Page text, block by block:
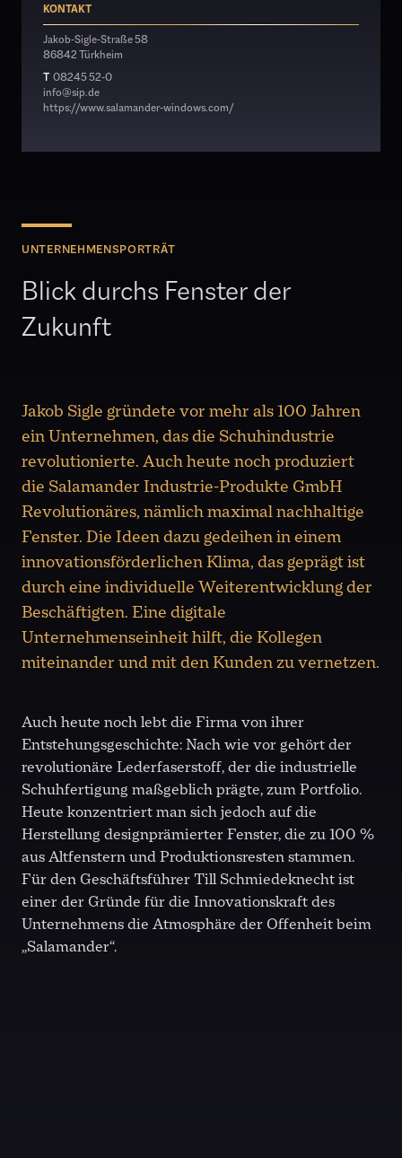
UNTERNEHMENSPORTRÄT
Blick durchs Fenster der
Zukunft
Jakob Sigle gründete vor mehr als 100 Jahren
ein Unternehmen, das die Schuhindustrie
revolutionierte. Auch heute noch produziert
die Salamander Industrie-Produkte GmbH
Revolutionäres, nämlich maximal nachhaltige
Fenster. Die Ideen dazu gedeihen in einem
innovationsförderlichen Klima, das geprägt ist
durch eine individuelle Weiterentwicklung der
Beschäftigten. Eine digitale
Unternehmenseinheit hilft, die Kollegen
miteinander und mit den Kunden zu vernetzen.
Auch heute noch lebt die Firma von ihrer
Entstehungsgeschichte: Nach wie vor gehört der
revolutionäre Lederfaserstoff, der die industrielle
Schuhfertigung maßgeblich prägte, zum Portfolio.
Heute konzentriert man sich jedoch auf die
Herstellung designprämierter Fenster, die zu 100 %
aus Altfenstern und Produktionsresten stammen.
Für den Geschäftsführer Till Schmiedeknecht ist
einer der Gründe für die Innovationskraft des
Unternehmens die Atmosphäre der Offenheit beim
„Salamander“.
KONTAKT
Jakob-Sigle-Straße 58
86842 Türkheim
T 08245 52-0
info@sip.de
https://www.salamander-windows.com/